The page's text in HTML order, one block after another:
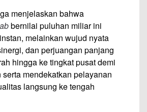
menjelaskan bahwa
bernilai puluhan miliar ini
melainkan wujud nyata
dan perjuangan panjang
hingga ke tingkat pusat demi
mendekatkan pelayanan
langsung ke tengah